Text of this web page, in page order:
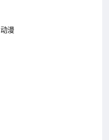
动漫